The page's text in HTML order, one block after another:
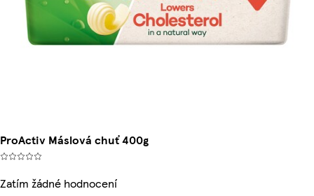
ProActiv Máslová chuť 400g
Zatím žádné hodnocení